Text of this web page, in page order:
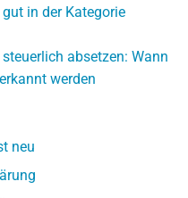
in der Kategorie
absetzen: Wann
werden
neu